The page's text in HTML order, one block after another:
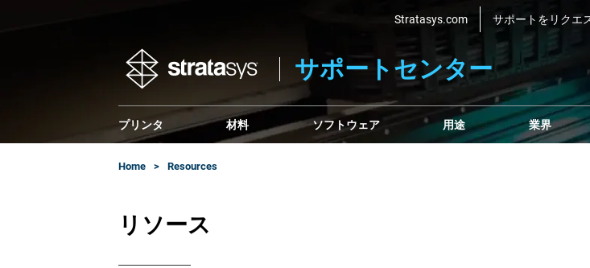
Stratasys.com サポートをリクエ
サポートセンター
プリンタ 材料 ソフトウェア 用途 業界
Home Resources
リソース